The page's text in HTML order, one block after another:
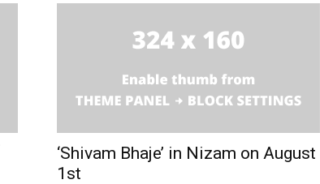
‘Shivam Bhaje’ in Nizam on August
1st